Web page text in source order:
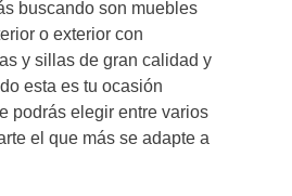
buscando son muebles
o exterior con
y sillas de gran calidad y
esta es tu ocasión
podrás elegir entre varios
el que más se adapte a